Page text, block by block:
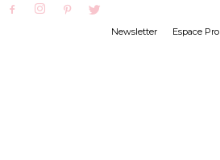
Newsletter Espace Pro